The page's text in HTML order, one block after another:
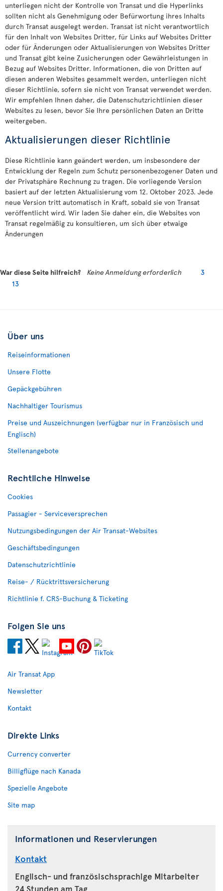
unterliegen nicht der Kontrolle von Transat und die Hyperlinks
sollten nicht als Genehmigung oder Befürwortung ihres Inhalts
durch Transat ausgelegt werden. Transat ist nicht verantwortlich
für den Inhalt von Websites Dritter, für Links auf Websites Dritter
oder für Änderungen oder Aktualisierungen von Websites Dritter
und Transat gibt keine Zusicherungen oder Gewährleistungen in
Bezug auf Websites Dritter. Informationen, die von Dritten auf
diesen anderen Websites gesammelt werden, unterliegen nicht
dieser Richtlinie, sofern sie nicht von Transat verwendet werden.
Wir empfehlen Ihnen daher, die Datenschutzrichtlinien dieser
Websites zu lesen, bevor Sie Ihre persönlichen Daten an Dritte
weitergeben.
Aktualisierungen dieser Richtlinie
Diese Richtlinie kann geändert werden, um insbesondere der
Entwicklung der Regeln zum Schutz personenbezogener Daten und
der Privatsphäre Rechnung zu tragen. Die vorliegende Version
basiert auf der letzten Aktualisierung vom 12. Oktober 2023. Jede
neue Version tritt automatisch in Kraft, sobald sie von Transat
veröffentlicht wird. Wir laden Sie daher ein, die Websites von
Transat regelmäßig zu konsultieren, um sich über etwaige
Änderungen
War diese Seite hilfreich? Keine Anmeldung erforderlich
3
13
Über uns
Reiseinformationen
Unsere Flotte
Gepäckgebühren
Nachhaltiger Tourismus
Preise und Auszeichnungen (verfügbar nur in Französisch und
Englisch)
Stellenangebote
Rechtliche Hinweise
Cookies
Passagier - Serviceversprechen
Nutzungsbedingungen der Air Transat-Websites
Geschäftsbedingungen
Datenschutzrichtlinie
Reise- / Rücktrittsversicherung
Richtlinie f. CRS-Buchung & Ticketing
Folgen Sie uns
Air Transat App
Newsletter
Kontakt
Direkte Links
Currency converter
Billigflüge nach Kanada
Spezielle Angebote
Site map
Informationen und Reservierungen
Kontakt
Englisch- und französischsprachige Mitarbeiter
24 Stunden am Tag